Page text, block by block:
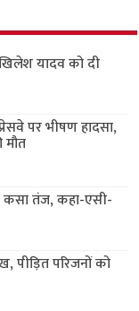
यादव को दी
पर भीषण हादसा,
कसा तंज, कहा-एसी-
पीड़ित परिजनों को